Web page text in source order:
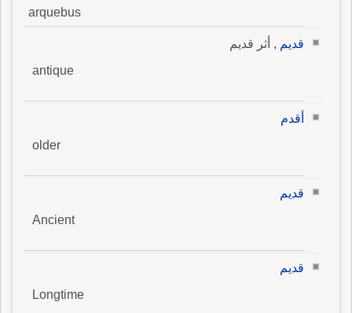
arquebus
قديم , أثر قديم
antique
أقدم
older
قديم
Ancient
قديم
Longtime